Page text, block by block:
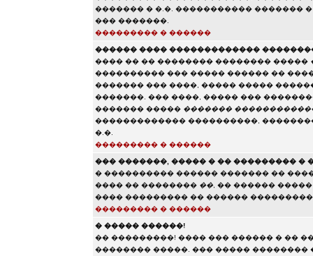
������� � �.�. ����������� �������
��� �������.
��������� � ������
������ ���� �������������
���� �� �� �������� �������� �����
���������� ��� ����� ������ ��
������� ��� ����, ����� �����
�������. ��� ����, ����� ���
������� ����� �������
������������� ����������,
�.�.
��������� � ������
��� �������, ����� � �� ��������� �
� ���������� ������ ������� ��
���� �� �������� ��, �� ������
���� ��������� �� ������
��������� � ������
� ����� ������!
�� ���������! ���� ��� ������ � ��
�������� �����. ��� ����� ��������